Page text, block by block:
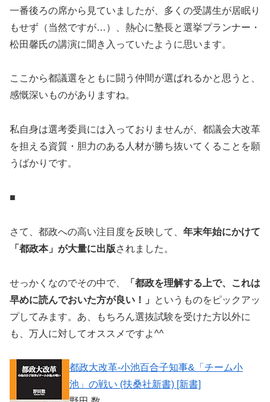
一番後ろの席から見ていましたが、多くの受講生が居眠り
もせず（当然ですが…）、熱心に塾長と選挙プランナー・
松田馨氏の講演に聞き入っていたように思います。
ここから都議選をともに闘う仲間が選ばれるかと思うと、
感慨深いものがありますね。
私自身は選考委員には入っておりませんが、都議会大改革
を担える資質・胆力のある人材が勝ち抜いてくることを願
うばかりです。
■
さて、都政への高い注目度を反映して、 年末年始にかけて
「都政本」が大量に出版されました。
せっかくなのでその中で、
「都政を理解する上で、これは
早めに読んでおいた方が良い！」
というものをピックアッ
プしてみます。あ、もちろん選抜試験を受けた方以外に
も、万人に対してオススメですよ^^
都政大改革-小池百合子知事&「チーム小
池」の戦い (扶桑社新書) [新書]